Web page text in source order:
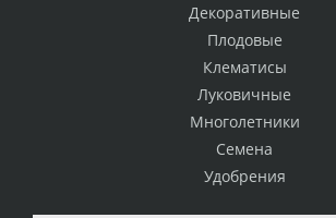
Декоративные
Плодовые
Клематисы
Луковичные
Многолетники
Семена
Удобрения